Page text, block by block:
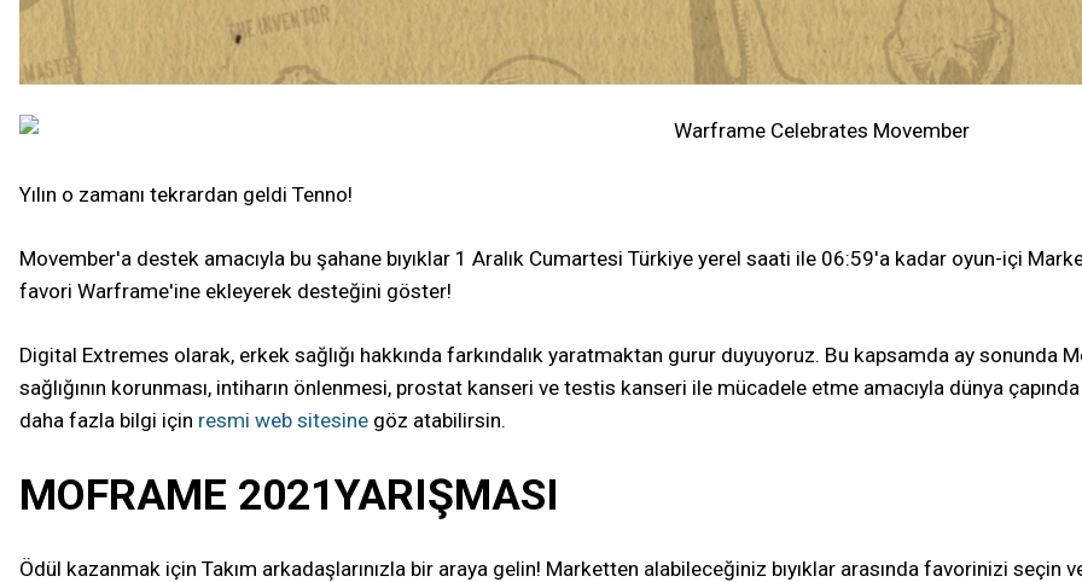
Yılın o zamanı tekrardan geldi Tenno!
Movember'a destek amacıyla bu şahane bıyıklar 1 Aralık Cumartesi Türkiye yerel saati ile 06:59'a kadar oyun-içi
favori Warframe'ine ekleyerek desteğini göster!
Digital Extremes olarak, erkek sağlığı hakkında farkındalık yaratmaktan gurur duyuyoruz. Bu kapsamda ay sonunda
sağlığının korunması, intiharın önlenmesi, prostat kanseri ve testis kanseri ile mücadele etme amacıyla dünya
daha fazla bilgi için resmi web sitesine göz atabilirsin.
MOFRAME 2021YARIŞMASI
Ödül kazanmak için Takım arkadaşlarınızla bir araya gelin! Marketten alabileceğiniz bıyıklar arasında favorinizi seçin ve